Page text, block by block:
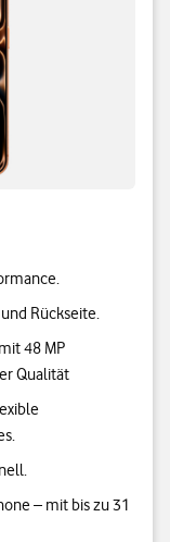
Rückseite.
48 MP
Qualität
– mit bis zu 31